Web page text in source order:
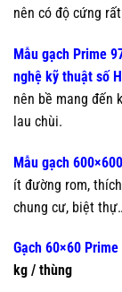
nên có độ cứng
Mẫu gạch Prime
nghệ kỹ thuật số
nên bề mang đến
lau chùi.
Mẫu gạch
ít đường rom,
chung cư, biệt
Gạch 60×60 Prime
kg / thùng